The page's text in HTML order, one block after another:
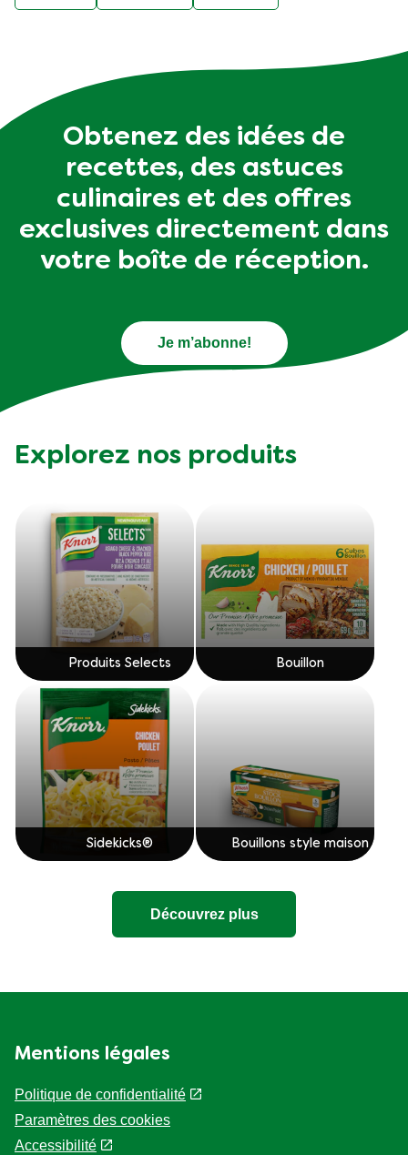
Obtenez des idées de
recettes, des astuces
culinaires et des offres
exclusives directement dans
votre boîte de réception.
Je m’abonne!
Explorez nos produits
Produits Selects Bouillon
Sidekicks® Bouillons style maison
Découvrez plus
Mentions légales
Politique de confidentialité
Paramètres des cookies
Accessibilité